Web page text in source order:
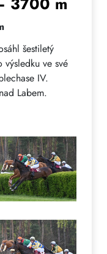
šestiletý
výsledku ve své
IV.
Labem.